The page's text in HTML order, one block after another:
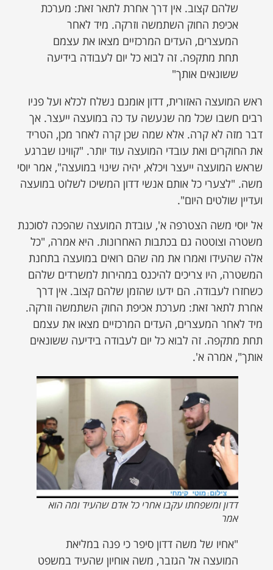
שלהם קצוב. אין דרך אחרת לתאר זאת: מערכת
אכיפת החוק השתמשה וזרקה. מיד לאחר
המעצרים, העדים המרכזיים מצאו את עצמם
תחת מתקפה. זה לבוא כל יום לעבודה בידיעה
ששונאים אותך"
ראש המועצה האזורית, דדון אומנם נשלח לכלא ועל פניו
רבים חשבו שכל מה שנעשה עד כה במועצה ייעצר. אך
דבר מזה לא קרה. אלא שמה שכן קרה לאחר מכן, הטריד
את החוקרים ואת עובדי המועצה עוד יותר. "קווינו שברגע
שראש המועצה ייעצר ויכלא, יהיה שינוי במועצה", אמר יוסי
משה. "לצערי כל אותם אנשי דדון המשיכו לשלוט במועצה
ועדיין שולטים היום".
אל יוסי משה הצטרפה א', עובדת המועצה שהפכה לסוכנת
משטרה וצוטטה גם בכתבות האחרונות. היא אמרה, "כל
אלה שהעידו ואמרו את מה שהם רואים במועצה בתחנת
המשטרה, היו צריכים להיכנס במהירות למשרדים שלהם
כשחזרו לעבודה. הם ידעו שהזמן שלהם קצוב. אין דרך
אחרת לתאר זאת: מערכת אכיפת החוק השתמשה וזרקה.
מיד לאחר המעצרים, העדים המרכזיים מצאו את עצמם
תחת מתקפה. זה לבוא כל יום לעבודה בידיעה ששונאים
אותך", אמרה א'.
דדון ומשפחתו עקבו אחרי כל אדם שהעיד ומה הוא
אמר
"אחיו של משה דדון סיפר כי פנה במליאת
המועצה אל הגזבר, משה אוחיון שהעיד במשפט